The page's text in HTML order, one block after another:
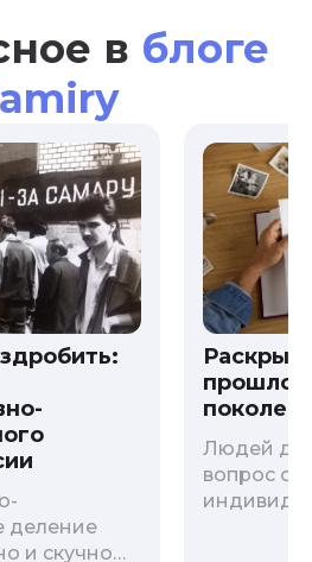
в блоге
деление
и скучно
Людей
вопрос о